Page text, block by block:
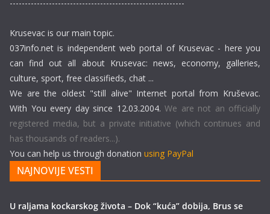
----------------------------------------------------------
Krusevac is our main topic.
037info.net is independent web portal of Krusevac - here you
can find out all about Krusevac: news, economy, galleries,
culture, sport, free classifieds, chat ...
We are the oldest "still alive" Internet portal from Kruševac.
With You every day since 12.03.2004. We are not an officially
registered media, but a private initiative (which continues and
has thousands of readers...).
You can help us through donation using PayPal
NAJNOVIJE VESTI
U raljama kockarskog života – Dok “kuća” dobija, Brus se